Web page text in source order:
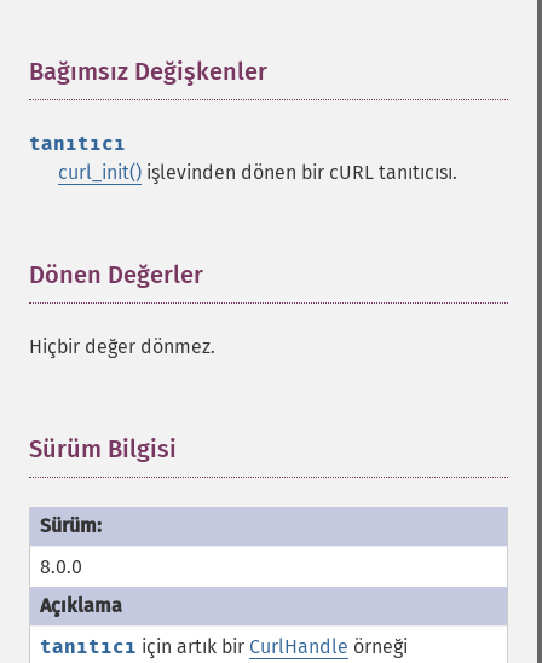
Bağımsız Değişkenler
tanıtıcı
curl_init() işlevinden dönen bir cURL tanıtıcısı.
Dönen Değerler
Hiçbir değer dönmez.
Sürüm Bilgisi
8.0.0
tanıtıcı için artık bir CurlHandle örneği